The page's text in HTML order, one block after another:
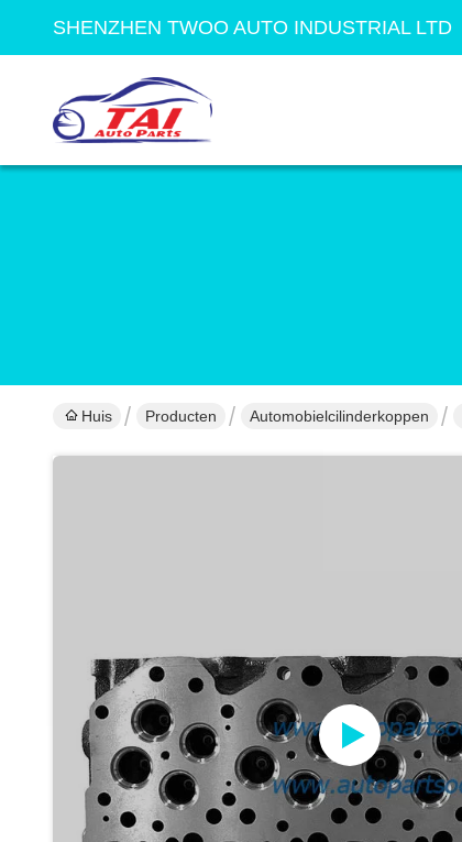
SHENZHEN TWOO AUTO INDUSTRIAL LTD
Huis Producten Automobielcilinderkoppen